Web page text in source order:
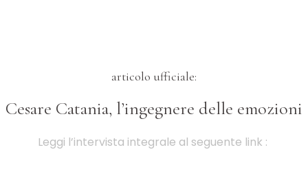
articolo ufficiale:
Cesare Catania, l’ingegnere delle emozioni
Leggi l’intervista integrale al seguente link :